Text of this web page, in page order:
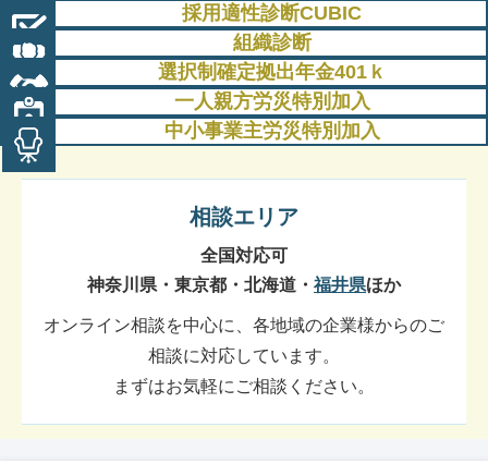
採用適性診断CUBIC
組織診断
選択制確定拠出年金401ｋ
一人親方労災特別加入
中小事業主労災特別加入
相談エリア
全国対応可
神奈川県・東京都・北海道・ 福井県ほか
オンライン相談を中心に、各地域の企業様からのご
相談に対応しています。
まずはお気軽にご相談ください。